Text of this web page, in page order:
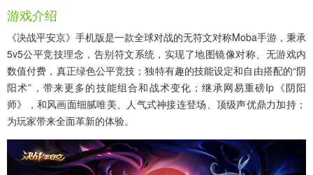
游戏介绍
《决战平安京》手机版是一款全球对战的无符文对称moba手游，秉承
5v5公平竞技理念，告别符文系统，实现了地图镜像对称、无游戏内
数值付费，真正绿色公平竞技；独特有趣的技能设定和自由搭配的“阴
阳术”，带来更多的技能组合和战术变化；继承网易重磅ip《阴阳
师》，和风画面细腻唯美、人气式神接连登场、顶级声优鼎力加持；
为玩家带来全面革新的体验。